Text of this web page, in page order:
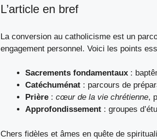
L’article en bref
La conversion au catholicisme est un
engagement personnel. Voici les points
Sacrements fondamentaux :
Catéchuménat : parcours de
Prière : cœur de la vie chrétienne,
Approfondissement : groupes
Chers fidèles et âmes en quête de